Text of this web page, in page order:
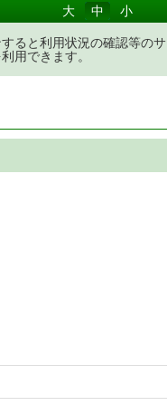
大 中 小
すると利用状況の確認等のサ
用できます。